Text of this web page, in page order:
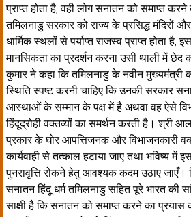
प्राप्त होता है, वही लोग सनातन को समाप्त
तमिलनाडु सरकार को राज्य के प्रसिद्ध मंदिरों
धार्मिक स्थलों से पर्याप्त राजस्व प्राप्त होता है,
मानसिकता का प्रदर्शन करना उसी थाली में
कुमार ने कहा कि तमिलनाडु के नवीन मुख्यमंत्री
स्थिति स्पष्ट करनी चाहिए कि उनकी सरकार
आस्थाओं के सम्मान के पक्ष में है अथवा वह ऐसे
हिंदूद्रोही वक्तव्यों का समर्थन करती है। श्री
प्रकार के घोर आपत्तिजनक और विभाजनकारी
कार्यवाही से तत्काल हटाया जाए तथा भविष्य में
पुनरावृत्ति रोकने हेतु आवश्यक कदम उठाए जाएँ।
सनातन हिंदू धर्म तमिलनाडु सहित पूरे भारत की
साक्षी है कि सनातन को समाप्त करने का